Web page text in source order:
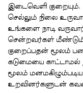
இடைவெளி குறையும்.
செல்லும் நிலை
உங்களை நாடி
சென்றவர்கள்
குறைப்பதன் மூலம்
கடுமையை காட்டாமல்
மூலம்
உறவினர்களுடன்